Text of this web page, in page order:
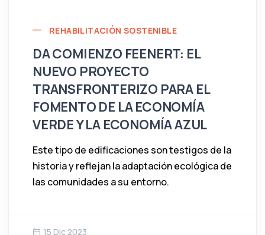
REHABILITACIÓN SOSTENIBLE
DA COMIENZO FEENERT: EL
NUEVO PROYECTO
TRANSFRONTERIZO PARA EL
FOMENTO DE LA ECONOMÍA
VERDE Y LA ECONOMÍA AZUL
Este tipo de edificaciones son testigos de la
historia y reflejan la adaptación ecológica de
las comunidades a su entorno.
15 Dic 2023